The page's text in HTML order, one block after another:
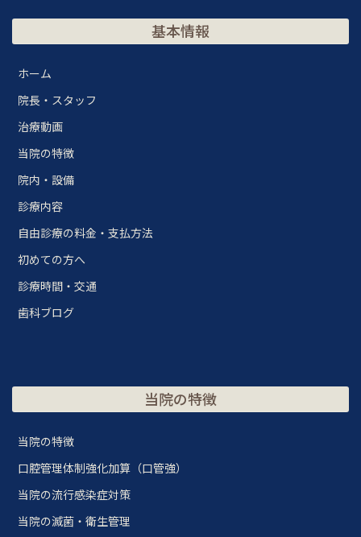
基本情報
ホーム
院長・スタッフ
治療動画
当院の特徴
院内・設備
診療内容
自由診療の料金・支払方法
初めての方へ
診療時間・交通
歯科ブログ
当院の特徴
当院の特徴
口腔管理体制強化加算（口管強）
当院の流行感染症対策
当院の滅菌・衛生管理